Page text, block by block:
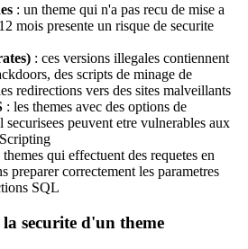
: un theme qui n'a pas recu de mise a
mois presente un risque de securite
: ces versions illegales contiennent
des scripts de minage de
redirections vers des sites malveillants
: les themes avec des options de
securisees peuvent etre vulnerables aux
themes qui effectuent des requetes en
preparer correctement les parametres
SQL
securite d'un theme